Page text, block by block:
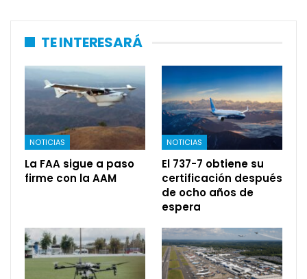
TE INTERESARÁ
NOTICIAS
La FAA sigue a paso
firme con la AAM
NOTICIAS
El 737-7 obtiene su
certificación después
de ocho años de
espera